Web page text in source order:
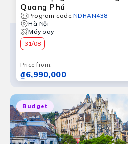
Quang Phú
Program code:NDHAN438
Hà Nội
Máy bay
31/08
Price from:
₫6,990,000
Budget